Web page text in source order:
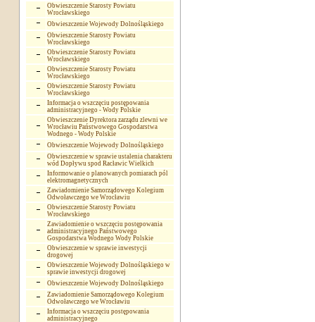
Obwieszczenie Starosty Powiatu
Wrocławskiego
Obwieszczenie Wojewody Dolnośląskiego
Obwieszczenie Starosty Powiatu
Wrocławskiego
Obwieszczenie Starosty Powiatu
Wrocławskiego
Obwieszczenie Starosty Powiatu
Wrocławskiego
Obwieszczenie Starosty Powiatu
Wrocławskiego
Informacja o wszczęciu postępowania
administracyjnego - Wody Polskie
Obwieszczenie Dyrektora zarządu zlewni we
Wrocławiu Państwowego Gospodarstwa
Wodnego - Wody Polskie
Obwieszczenie Wojewody Dolnośląskiego
Obwieszczenie w sprawie ustalenia charakteru
wód Dopływu spod Racławic Wielkich
Informowanie o planowanych pomiarach pól
elektromagnetycznych
Zawiadomienie Samorządowego Kolegium
Odwoławczego we Wrocławiu
Obwieszczenie Starosty Powiatu
Wrocławskiego
Zawiadomienie o wszczęciu postępowania
administracyjnego Państwowego
Gospodarstwa Wodnego Wody Polskie
Obwieszczenie w sprawie inwestycji
drogowej
Obwieszczenie Wojewody Dolnośląskiego w
sprawie inwestycji drogowej
Obwieszczenie Wojewody Dolnośląskiego
Zawiadomienie Samorządowego Kolegium
Odwoławczego we Wrocławiu
Informacja o wszczęciu postępowania
administracyjnego